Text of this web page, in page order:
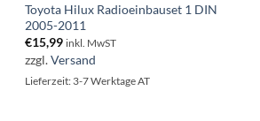
Toyota Hilux Radioeinbauset 1 DIN
2005-2011
€15,99 inkl. MwST
zzgl.Versand
Lieferzeit: 3-7 Werktage AT